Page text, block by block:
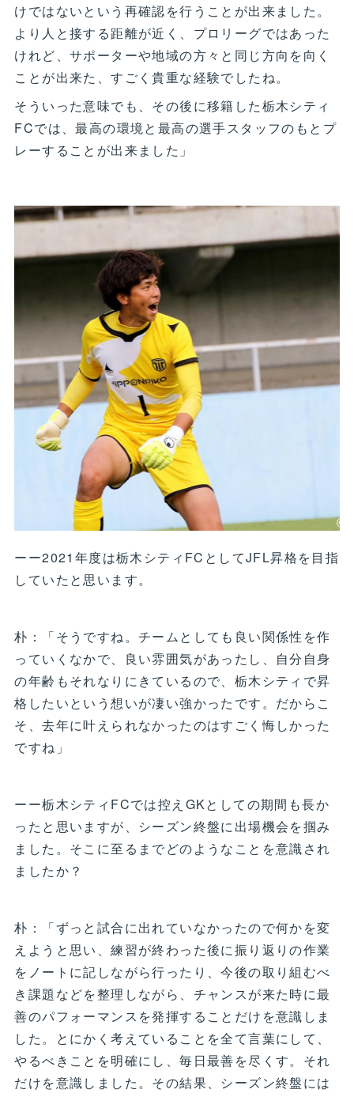
けではないという再確認を行うことが出来ました。
より人と接する距離が近く、プロリーグではあった
けれど、サポーターや地域の方々と同じ方向を向く
ことが出来た、すごく貴重な経験でしたね。
そういった意味でも、その後に移籍した栃木シティ
FCでは、最高の環境と最高の選手スタッフのもとプ
レーすることが出来ました」
ーー2021年度は栃木シティFCとしてJFL昇格を目指
していたと思います。
朴：「そうですね。チームとしても良い関係性を作
っていくなかで、良い雰囲気があったし、自分自身
の年齢もそれなりにきているので、栃木シティで昇
格したいという想いが凄い強かったです。だからこ
そ、去年に叶えられなかったのはすごく悔しかった
ですね」
ーー栃木シティFCでは控えGKとしての期間も長か
ったと思いますが、シーズン終盤に出場機会を掴み
ました。そこに至るまでどのようなことを意識され
ましたか？
朴：「ずっと試合に出れていなかったので何かを変
えようと思い、練習が終わった後に振り返りの作業
をノートに記しながら行ったり、今後の取り組むべ
き課題などを整理しながら、チャンスが来た時に最
善のパフォーマンスを発揮することだけを意識しま
した。とにかく考えていることを全て言葉にして、
やるべきことを明確にし、毎日最善を尽くす。それ
だけを意識しました。その結果、シーズン終盤には